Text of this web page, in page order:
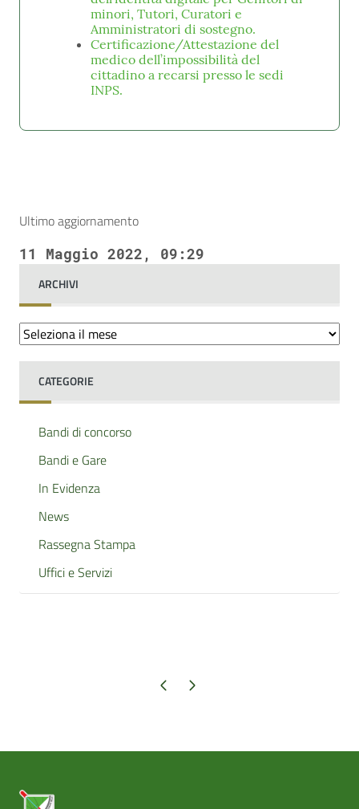
ARCHIVI
Archivi
CATEGORIE
Bandi di concorso
Bandi e Gare
In Evidenza
News
Rassegna Stampa
Uffici e Servizi
minori, Tutori, Curatori e
Amministratori di sostegno.
Certificazione/Attestazione del
medico dell’impossibilità del
cittadino a recarsi presso le sedi
INPS.
Ultimo aggiornamento
11 Maggio 2022, 09:29
Pagina precedente
Pagina successiva